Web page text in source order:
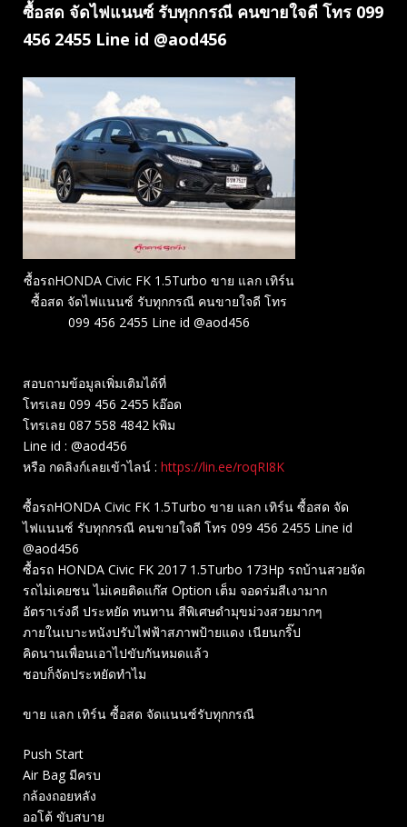
ซื้อสด จัดไฟแนนซ์ รับทุกกรณี คนขายใจดี โทร 099
456 2455 Line id @aod456
ซื้อรถHONDA Civic FK 1.5Turbo ขาย แลก เทิร์น
ซื้อสด จัดไฟแนนซ์ รับทุกกรณี คนขายใจดี โทร
099 456 2455 Line id @aod456
สอบถามข้อมูลเพิ่มเติมได้ที่
โทรเลย 099 456 2455 kอ๊อด
โทรเลย 087 558 4842 kพิม
Line id : @aod456
หรือ กดลิงก์เลยเข้าไลน์ : https://lin.ee/roqRI8K
ซื้อรถHONDA Civic FK 1.5Turbo ขาย แลก เทิร์น ซื้อสด จัด
ไฟแนนซ์ รับทุกกรณี คนขายใจดี โทร 099 456 2455 Line id
@aod456
ซื้อรถ HONDA Civic FK 2017 1.5Turbo 173Hp รถบ้านสวยจัด
รถไม่เคยชน ไม่เคยติดแก๊ส Option เต็ม จอดร่มสีเงามาก
อัตราเร่งดี ประหยัด ทนทาน สีพิเศษดำมุขม่วงสวยมากๆ
ภายในเบาะหนังปรับไฟฟ้าสภาพป้ายแดง เนียนกริ๊ป
คิดนานเพื่อนเอาไปขับกันหมดแล้ว
ชอบก็จัดประหยัดทำไม
ขาย แลก เทิร์น ซื้อสด จัดแนนซ์รับทุกกรณี
Push Start
Air Bag มีครบ
กล้องถอยหลัง
ออโต้ ขับสบาย